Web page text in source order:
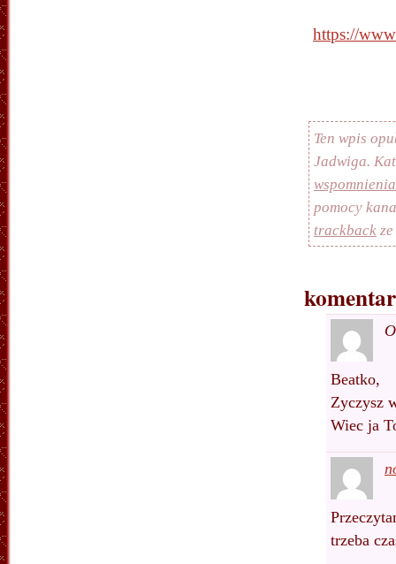
https://
Ten wpis
Jadwiga.
wspomnienia
pomocy
trackback
Beatko,
Zyczysz
Wiec ja
trzeba